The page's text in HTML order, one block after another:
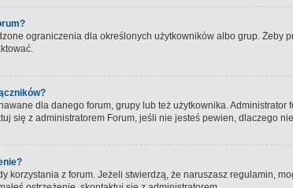
ograniczenia dla określonych użytkowników albo grup.
dla danego forum, grupy lub też użytkownika.
się z administratorem Forum, jeśli nie jesteś pewien, dlaczego
korzystania z forum. Jeżeli stwierdzą, że naruszasz regulamin,